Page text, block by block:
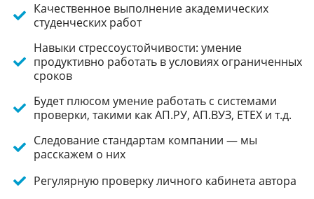
Качественное выполнение академических
студенческих работ
Навыки стрессоустойчивости: умение
продуктивно работать в условиях ограниченных
сроков
Будет плюсом умение работать с системами
проверки, такими как АП.РУ, АП.ВУЗ, ЕТЕХ и т.д.
Следование стандартам компании — мы
расскажем о них
Регулярную проверку личного кабинета автора